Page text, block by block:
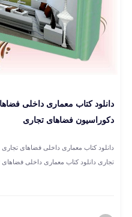
دانلود کتاب معماری داخلی
دکوراسیون فضاهای تجاری
دانلود کتاب معماری داخلی فضاهای
تجاری دانلود کتاب معماری داخلی فضاهای